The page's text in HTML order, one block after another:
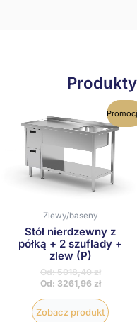
Zlewy/baseny
Stół nierdzewny z
półką + 2 szuflady +
zlew (P)
Od:5018,40zł
Od: 3261,96 zł
Zobacz produkt
Ten
ma
wiele
Opcje
można
wybrać